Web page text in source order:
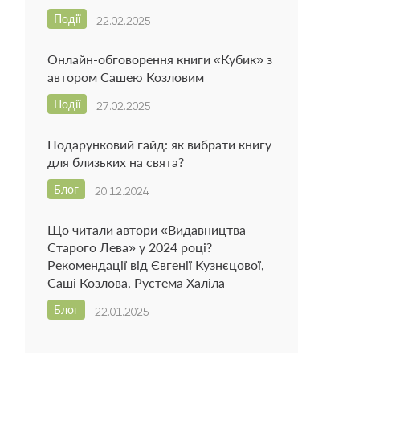
22.02.2025
Події
Онлайн-обговорення книги «Кубик» з
автором Сашею Козловим
27.02.2025
Події
Подарунковий гайд: як вибрати книгу
для близьких на свята?
20.12.2024
Блог
Що читали автори «Видавництва
Старого Лева» у 2024 році?
Рекомендації від Євгенії Кузнєцової,
Саші Козлова, Рустема Халіла
22.01.2025
Блог